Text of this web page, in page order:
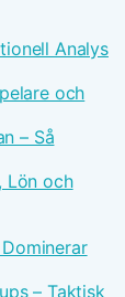
Analys
och
– Så
Lön och
– Taktisk